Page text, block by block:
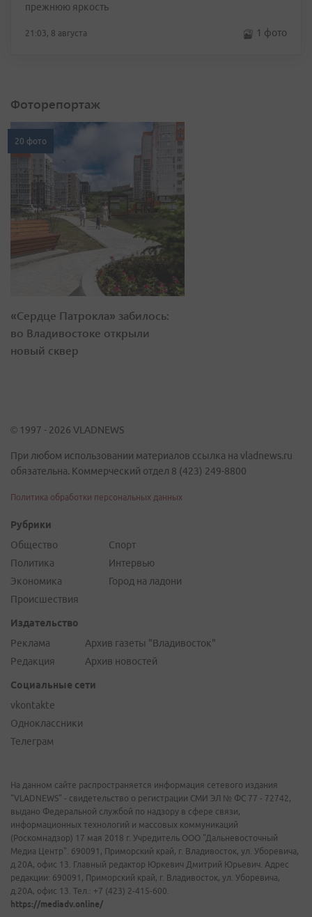
прежнюю яркость
21:03, 8 августа 1 фото
Фоторепортаж
20 фото
«Сердце Патрокла» забилось:
во Владивостоке открыли
новый сквер
© 1997 - 2026 VLADNEWS
При любом использовании материалов ссылка на vladnews.ru
обязательна. Коммерческий отдел 8 (423) 249-8800
Политика обработки персональных данных
Рубрики
Общество
Политика
Экономика
Происшествия
Спорт
Интервью
Город на ладони
Издательство
Реклама
Редакция
Архив газеты "Владивосток"
Архив новостей
Социальные сети
vkontakte
Одноклассники
Телеграм
На данном сайте распространяется информация сетевого издания
"VLADNEWS" - свидетельство о регистрации СМИ ЭЛ № ФС 77 - 72742,
выдано Федеральной службой по надзору в сфере связи,
информационных технологий и массовых коммуникаций
(Роскомнадзор) 17 мая 2018 г. Учредитель ООО "Дальневосточный
Медиа Центр". 690091, Приморский край, г. Владивосток, ул. Уборевича,
д.20А, офис 13. Главный редактор Юркевич Дмитрий Юрьевич. Адрес
редакции: 690091, Приморский край, г. Владивосток, ул. Уборевича,
д.20А, офис 13. Тел.: +7 (423) 2-415-600.
https://mediadv.online/